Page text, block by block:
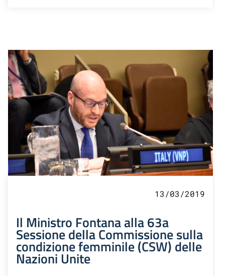
13/03/2019
Il Ministro Fontana alla 63a
Sessione della Commissione sulla
condizione femminile (CSW) delle
Nazioni Unite